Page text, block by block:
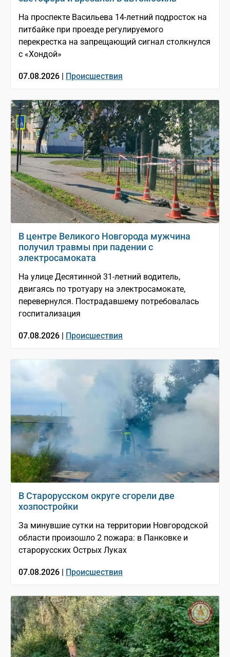
На проспекте Васильева 14-летний подросток на
питбайке при проезде регулируемого
перекрестка на запрещающий сигнал столкнулся
с «Хондой»
07.08.2026 | Происшествия
В центре Великого Новгорода мужчина
получил травмы при падении с
электросамоката
На улице Десятинной 31-летний водитель,
двигаясь по тротуару на электросамокате,
перевернулся. Пострадавшему потребовалась
госпитализация
07.08.2026 | Происшествия
В Старорусском округе сгорели две
хозпостройки
За минувшие сутки на территории Новгородской
области произошло 2 пожара: в Панковке и
старорусских Острых Луках
07.08.2026 | Происшествия